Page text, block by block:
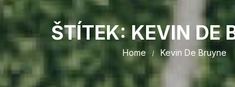
ŠTÍTEK:KEVIN DE
Home Kevin De Bruyne